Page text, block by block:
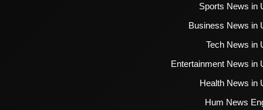
Sports News in
Business News in
Tech News in
Entertainment News in
Health News in
Hum News